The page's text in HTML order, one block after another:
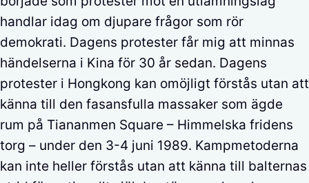
handlar idag om djupare frågor som rör
demokrati. Dagens protester får mig att minnas
händelserna i Kina för 30 år sedan. Dagens
protester i Hongkong kan omöjligt förstås utan att
känna till den fasansfulla massaker som ägde
rum på Tiananmen Square – Himmelska fridens
torg – under den 3-4 juni 1989. Kampmetoderna
kan inte heller förstås utan att känna till balternas